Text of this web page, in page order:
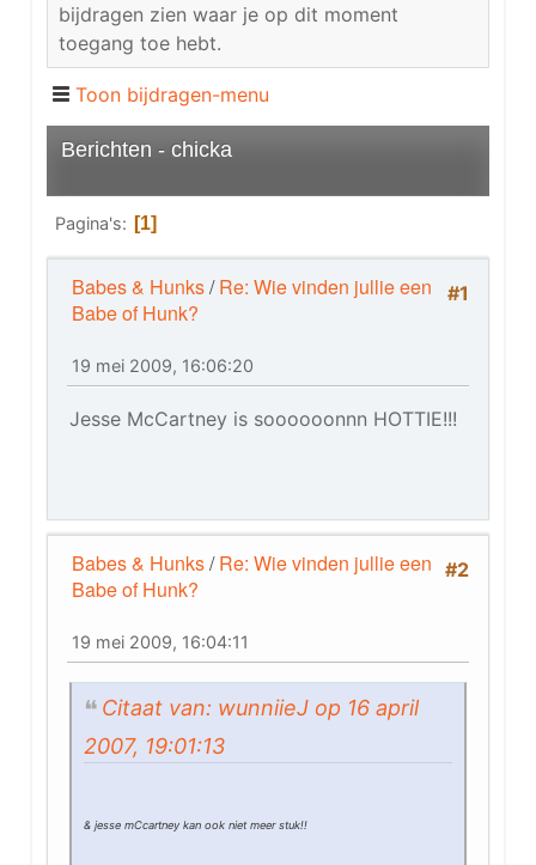
bijdragen zien waar je op dit moment
toegang toe hebt.
Toon bijdragen-menu
Berichten - chicka
Pagina's 1
#1
Babes & Hunks/Re: Wie vinden jullie een
Babe of Hunk?
19 mei 2009, 16:06:20
Jesse McCartney is soooooonnn HOTTIE!!!
#2
Babes & Hunks/Re: Wie vinden jullie een
Babe of Hunk?
19 mei 2009, 16:04:11
Citaat van: wunniieJ op 16 april
2007, 19:01:13
& jesse mCcartney kan ook niet meer stuk!!